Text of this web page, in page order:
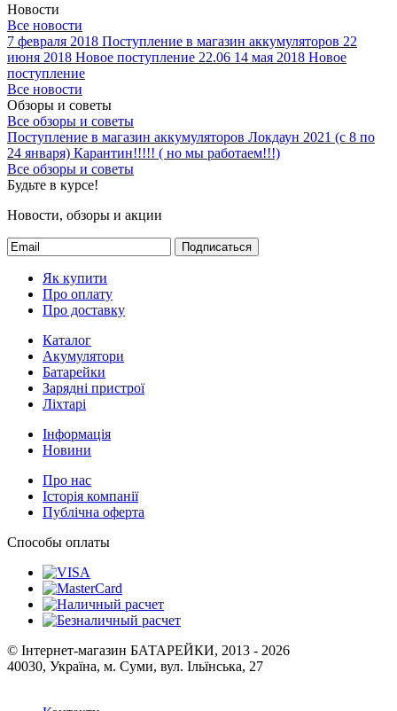
Новости
Все новости
7 февраля 2018 Поступление в магазин аккумуляторов 22
июня 2018 Новое поступление 22.06 14 мая 2018 Новое
поступление
Все новости
Обзоры и советы
Все обзоры и советы
Поступление в магазин аккумуляторов Локдаун 2021 (с 8 по
24 января) Карантин!!!!! ( но мы работаем!!!)
Все обзоры и советы
Будьте в курсе!
Новости, обзоры и акции
Подписаться
Як купити
Про оплату
Про доставку
Каталог
Акумулятори
Батарейки
Зарядні пристрої
Ліхтарі
Інформація
Новини
Про нас
Історія компанії
Публічна оферта
Способы оплаты
© Інтернет-магазин БАТАРЕЙКИ, 2013 - 2026
40030, Україна, м. Суми, вул. Ільїнська, 27